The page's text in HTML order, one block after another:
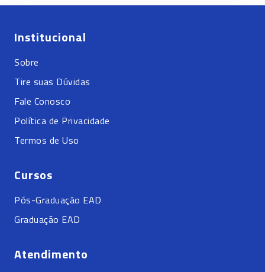
Institucional
Sobre
Tire suas Dúvidas
Fale Conosco
Política de Privacidade
Termos de Uso
Cursos
Pós-Graduação EAD
Graduação EAD
Atendimento